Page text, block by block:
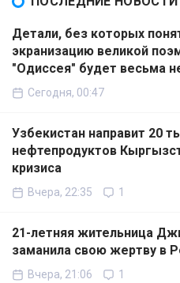
Детали, без которых
экранизацию великой
"Одиссея" будет весьма
Сегодня, 00:47
Узбекистан направит 20
нефтепродуктов
кризиса
Вчера, 22:35 1
21-летняя жительница
заманила свою жертву в
Вчера, 21:06 1